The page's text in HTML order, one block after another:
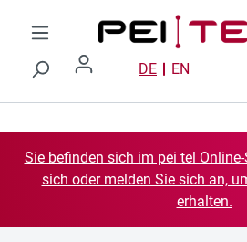
Zum Hauptinhalt springen
DE EN
Sie befinden sich im pei tel
sich oder melden Sie sich an,
erhalten.